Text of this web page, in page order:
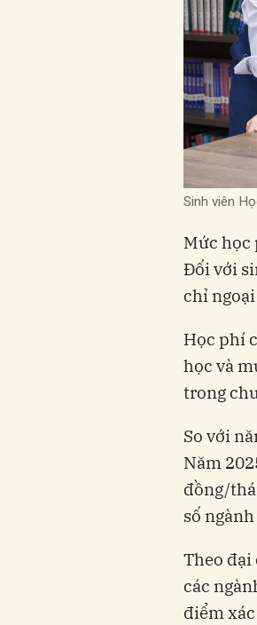
Sinh viên
Mức học
Đối với
chỉ
Học phí
học và
trong
So với
Năm
đồng/
số
Theo đại
các
điểm